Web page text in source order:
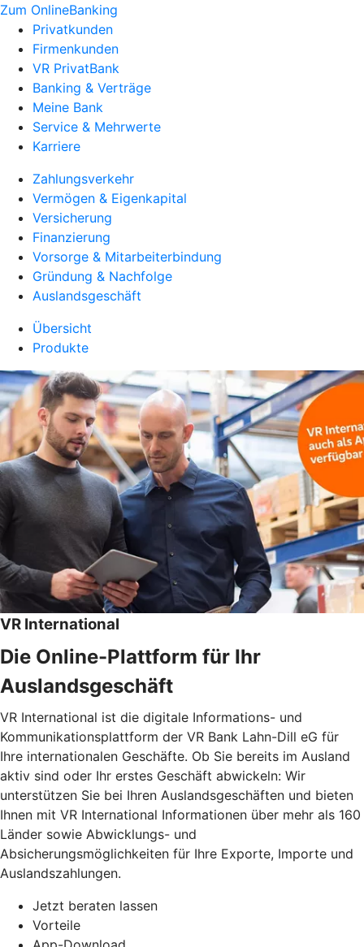
Zum OnlineBanking
Privatkunden
Firmenkunden
VR PrivatBank
Banking & Verträge
Meine Bank
Service & Mehrwerte
Karriere
Zahlungsverkehr
Vermögen & Eigenkapital
Versicherung
Finanzierung
Vorsorge & Mitarbeiterbindung
Gründung & Nachfolge
Auslandsgeschäft
Übersicht
Produkte
VR International
Die Online-Plattform für Ihr
Auslandsgeschäft
VR International ist die digitale Informations- und
Kommunikationsplattform der VR Bank Lahn-Dill eG für
Ihre internationalen Geschäfte. Ob Sie bereits im Ausland
aktiv sind oder Ihr erstes Geschäft abwickeln: Wir
unterstützen Sie bei Ihren Auslandsgeschäften und bieten
Ihnen mit VR International Informationen über mehr als 160
Länder sowie Abwicklungs- und
Absicherungsmöglichkeiten für Ihre Exporte, Importe und
Auslandszahlungen.
Jetzt beraten lassen
Vorteile